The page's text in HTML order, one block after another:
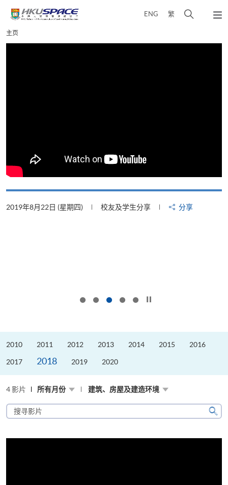
content
ENG 繁
弹
Main
content
主页
2019年8月22日 (星期四) 校友及学生分享 分享
2010 2011 2012 2013 2014 2015 2016
2017 2018 2019 2020
4 影片 所有月份 建筑、房屋及建造环境
搜
寻
片
搜